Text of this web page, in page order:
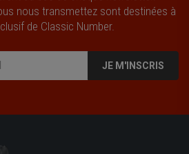
nous transmettez sont destinées à
de Classic Number.
JE M'INSCRIS